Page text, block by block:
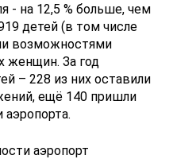
- на 12,5 % больше, чем
детей (в том числе
возможностями
женщин. За год
– 228 из них оставили
ещё 140 пришли
аэропорт